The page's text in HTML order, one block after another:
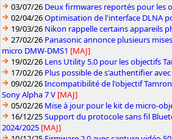
03/07/26 Deux firmwares reportés pour les
02/04/26Optimisation de l'interface DLNA
19/03/26 Nikon rappelle certains appareils
27/02/26 Panasonic annonce plusieurs
micro DMW-DMS1 [MAJ]
19/02/26 Lens Utility 5.0 pour les objectifs
17/02/26 Plus possible de s'authentifier
09/02/26Incompatibilité de l'objectif
Sony Alpha 7 V [MAJ]
05/02/26 Mise à jour pour le kit de micro-
16/12/25Support du protocole sans fil
2024/2025 [MAJ]